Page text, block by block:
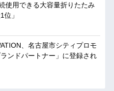
使用できる大容量折りたたみ
位」
、名古屋市シティプロモ
ンドパートナー」に登録され